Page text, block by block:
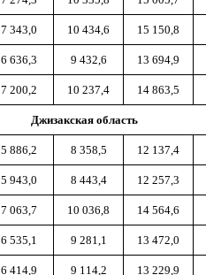
7 343,0 10 434,6 15 150,8
6 636,3 9 432,6 13 694,9
7 200,2 10 237,4 14 863,5
Джизакская область
5 886,2 8 358,5 12 137,4
5 943,0 8 443,4 12 257,3
7 063,7 10 036,8 14 564,6
6 535,1 9 281,1 13 472,0
6 414,9 9 114,2 13 229,9